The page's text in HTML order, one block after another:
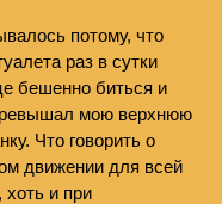
потому, что
раз в сутки
бешенно биться и
мою верхнюю
Что говорить о
движении для всей
и при